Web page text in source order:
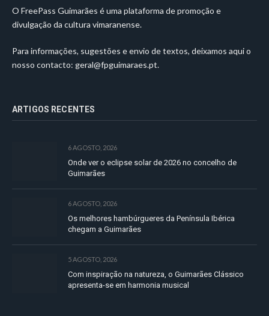
O FreePass Guimarães é uma plataforma de promoção e
divulgação da cultura vimaranense.
Para informações, sugestões e envio de textos, deixamos aqui o
nosso contacto: geral@fpguimaraes.pt.
ARTIGOS RECENTES
6 AGOSTO, 2026
Onde ver o eclipse solar de 2026 no concelho de
Guimarães
6 AGOSTO, 2026
Os melhores hambúrgueres da Península Ibérica
chegam a Guimarães
5 AGOSTO, 2026
Com inspiração na natureza, o Guimarães Clássico
apresenta-se em harmonia musical